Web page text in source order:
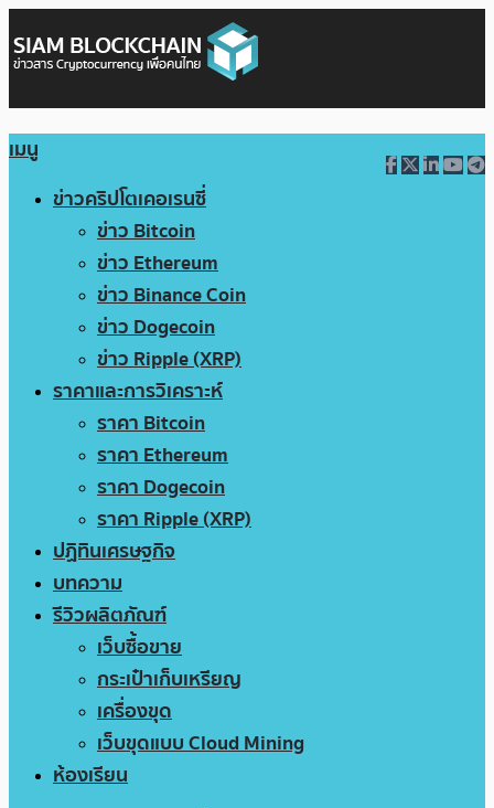
เมนู
ข่าวคริปโตเคอเรนซี่
ข่าว Bitcoin
ข่าว Ethereum
ข่าว Binance Coin
ข่าว Dogecoin
ข่าว Ripple (XRP)
ราคาและการวิเคราะห์
ราคา Bitcoin
ราคา Ethereum
ราคา Dogecoin
ราคา Ripple (XRP)
ปฏิทินเศรษฐกิจ
บทความ
รีวิวผลิตภัณฑ์
เว็บซื้อขาย
กระเป๋าเก็บเหรียญ
เครื่องขุด
เว็บขุดแบบ Cloud Mining
ห้องเรียน